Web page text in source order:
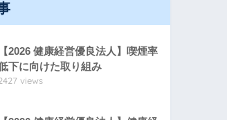
【2026 健康経営優良法人】喫煙率
下に向けた取り組み
views